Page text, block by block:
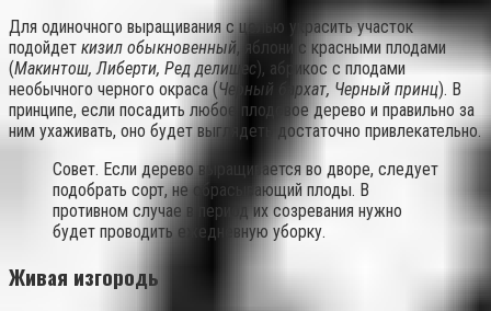
Для одиночного выращивания с целью украсить участок
подойдет кизил обыкновенный, яблони с красными плодами
(Макинтош, Либерти, Ред делишес), абрикос с плодами
необычного черного окраса (Черный бархат, Черный принц). В
принципе, если посадить любое плодовое дерево и правильно за
ним ухаживать, оно будет выглядеть достаточно привлекательно.
Совет. Если дерево выращивается во дворе, следует
подобрать сорт, не сбрасывающий плоды. В
противном случае в период их созревания нужно
будет проводить ежедневную уборку.
Живая изгородь